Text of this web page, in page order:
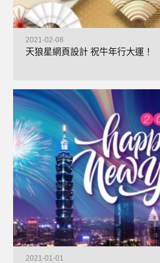
2021-02-08
天狼星網頁設計 祝牛年行大運！
+
2021-01-01